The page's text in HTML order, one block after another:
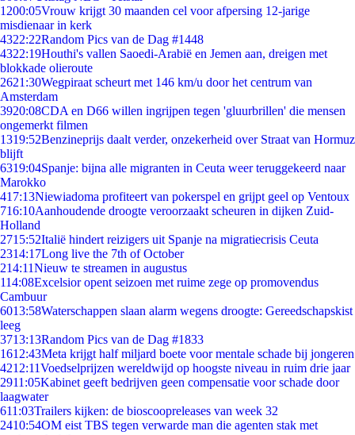
1200:05Vrouw krijgt 30 maanden cel voor afpersing 12-jarige
misdienaar in kerk
4322:22Random Pics van de Dag #1448
4322:19Houthi's vallen Saoedi-Arabië en Jemen aan, dreigen met
blokkade olieroute
2621:30Wegpiraat scheurt met 146 km/u door het centrum van
Amsterdam
3920:08CDA en D66 willen ingrijpen tegen 'gluurbrillen' die mensen
ongemerkt filmen
1319:52Benzineprijs daalt verder, onzekerheid over Straat van Hormuz
blijft
6319:04Spanje: bijna alle migranten in Ceuta weer teruggekeerd naar
Marokko
417:13Niewiadoma profiteert van pokerspel en grijpt geel op Ventoux
716:10Aanhoudende droogte veroorzaakt scheuren in dijken Zuid-
Holland
2715:52Italië hindert reizigers uit Spanje na migratiecrisis Ceuta
2314:17Long live the 7th of October
214:11Nieuw te streamen in augustus
114:08Excelsior opent seizoen met ruime zege op promovendus
Cambuur
6013:58Waterschappen slaan alarm wegens droogte: Gereedschapskist
leeg
3713:13Random Pics van de Dag #1833
1612:43Meta krijgt half miljard boete voor mentale schade bij jongeren
4212:11Voedselprijzen wereldwijd op hoogste niveau in ruim drie jaar
2911:05Kabinet geeft bedrijven geen compensatie voor schade door
laagwater
611:03Trailers kijken: de bioscoopreleases van week 32
2410:54OM eist TBS tegen verwarde man die agenten stak met